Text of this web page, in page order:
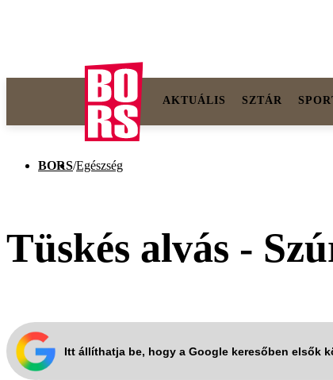
AKTUÁLIS SZTÁR
BORS/Egészség
Tüskés alvás -
Itt állíthatja be, hogy a Google keresőben elsők